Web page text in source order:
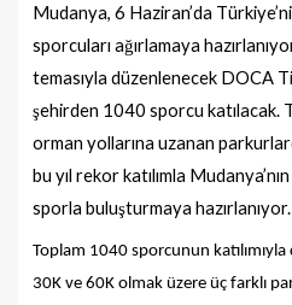
Mudanya, 6 Haziran’da T
sporcuları ağırlamaya hazırlan
temasıyla düzenlenecek DOCA
şehirden 1040 sporcu katılacak.
orman yollarına uzanan
bu yıl rekor katılımla Mudanya’nı
sporla buluşturmaya hazırlanıyor.
Toplam 1040 sporcunun
30K ve 60K olmak üzere üç farklı